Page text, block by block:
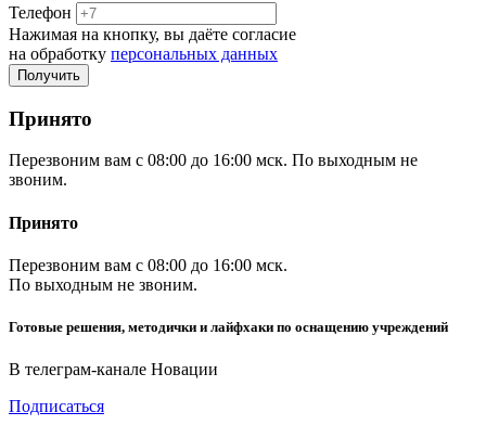
Телефон
Нажимая на кнопку, вы даёте согласие
на обработку персональных данных
Принято
Перезвоним вам с 08:00 до 16:00 мск. По выходным не
звоним.
Принято
Перезвоним вам с 08:00 до 16:00 мск.
По выходным не звоним.
Готовые решения, методички и лайфхаки по оснащению учреждений
В телеграм-канале Новации
Подписаться